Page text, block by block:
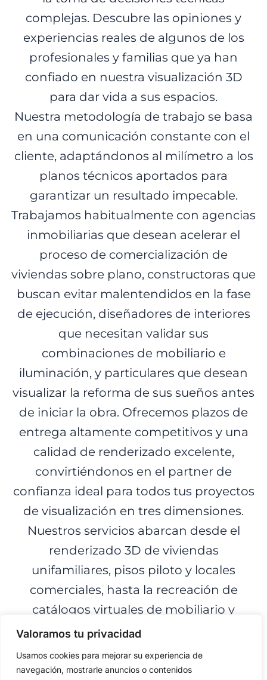
Valoramos tu privacidad
Usamos cookies para mejorar su experiencia de
navegación, mostrarle anuncios o contenidos
complejas. Descubre las opiniones y
experiencias reales de algunos de los
profesionales y familias que ya han
confiado en nuestra visualización 3D
para dar vida a sus espacios.
Nuestra metodología de trabajo se basa
en una comunicación constante con el
cliente, adaptándonos al milímetro a los
planos técnicos aportados para
garantizar un resultado impecable.
Trabajamos habitualmente con agencias
inmobiliarias que desean acelerar el
proceso de comercialización de
viviendas sobre plano, constructoras que
buscan evitar malentendidos en la fase
de ejecución, diseñadores de interiores
que necesitan validar sus
combinaciones de mobiliario e
iluminación, y particulares que desean
visualizar la reforma de sus sueños antes
de iniciar la obra. Ofrecemos plazos de
entrega altamente competitivos y una
calidad de renderizado excelente,
convirtiéndonos en el partner de
confianza ideal para todos tus proyectos
de visualización en tres dimensiones.
Nuestros servicios abarcan desde el
renderizado 3D de viviendas
unifamiliares, pisos piloto y locales
comerciales, hasta la recreación de
catálogos virtuales de mobiliario y
productos industriales. Trabajamos bajo
los estándares más exigentes del sector
del diseño para asegurar un